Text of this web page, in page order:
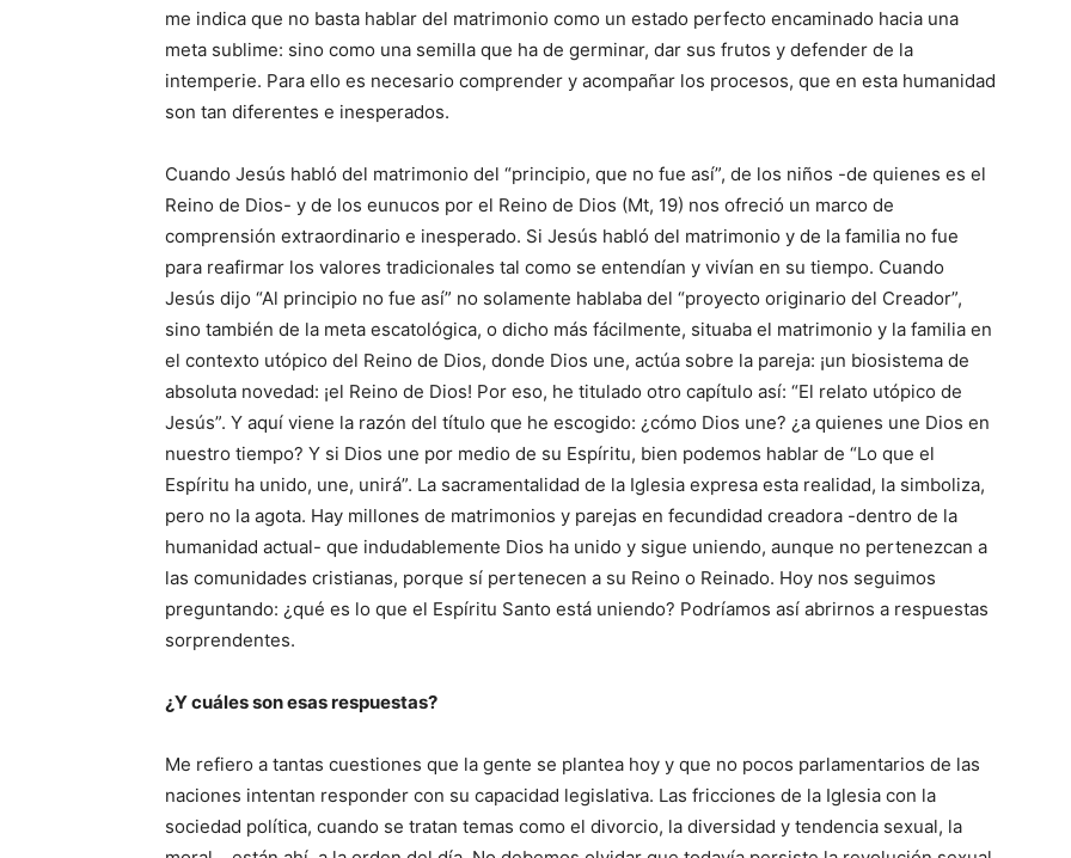
me indica que no basta hablar del matrimonio como un estado perfecto encaminado hacia una
meta sublime: sino como una semilla que ha de germinar, dar sus frutos y defender de la
intemperie. Para ello es necesario comprender y acompañar los procesos, que en esta humanidad
son tan diferentes e inesperados.
Cuando Jesús habló del matrimonio del “principio, que no fue así”, de los niños -de quienes es el
Reino de Dios- y de los eunucos por el Reino de Dios (Mt, 19) nos ofreció un marco de
comprensión extraordinario e inesperado. Si Jesús habló del matrimonio y de la familia no fue
para reafirmar los valores tradicionales tal como se entendían y vivían en su tiempo. Cuando
Jesús dijo “Al principio no fue así” no solamente hablaba del “proyecto originario del Creador”,
sino también de la meta escatológica, o dicho más fácilmente, situaba el matrimonio y la familia en
el contexto utópico del Reino de Dios, donde Dios une, actúa sobre la pareja: ¡un biosistema de
absoluta novedad: ¡el Reino de Dios! Por eso, he titulado otro capítulo así: “El relato utópico de
Jesús”. Y aquí viene la razón del título que he escogido: ¿cómo Dios une? ¿a quienes une Dios en
nuestro tiempo? Y si Dios une por medio de su Espíritu, bien podemos hablar de “Lo que el
Espíritu ha unido, une, unirá”. La sacramentalidad de la Iglesia expresa esta realidad, la simboliza,
pero no la agota. Hay millones de matrimonios y parejas en fecundidad creadora -dentro de la
humanidad actual- que indudablemente Dios ha unido y sigue uniendo, aunque no pertenezcan a
las comunidades cristianas, porque sí pertenecen a su Reino o Reinado. Hoy nos seguimos
preguntando: ¿qué es lo que el Espíritu Santo está uniendo? Podríamos así abrirnos a respuestas
sorprendentes.
¿Y cuáles son esas respuestas?
Me refiero a tantas cuestiones que la gente se plantea hoy y que no pocos parlamentarios de las
naciones intentan responder con su capacidad legislativa. Las fricciones de la Iglesia con la
sociedad política, cuando se tratan temas como el divorcio, la diversidad y tendencia sexual, la